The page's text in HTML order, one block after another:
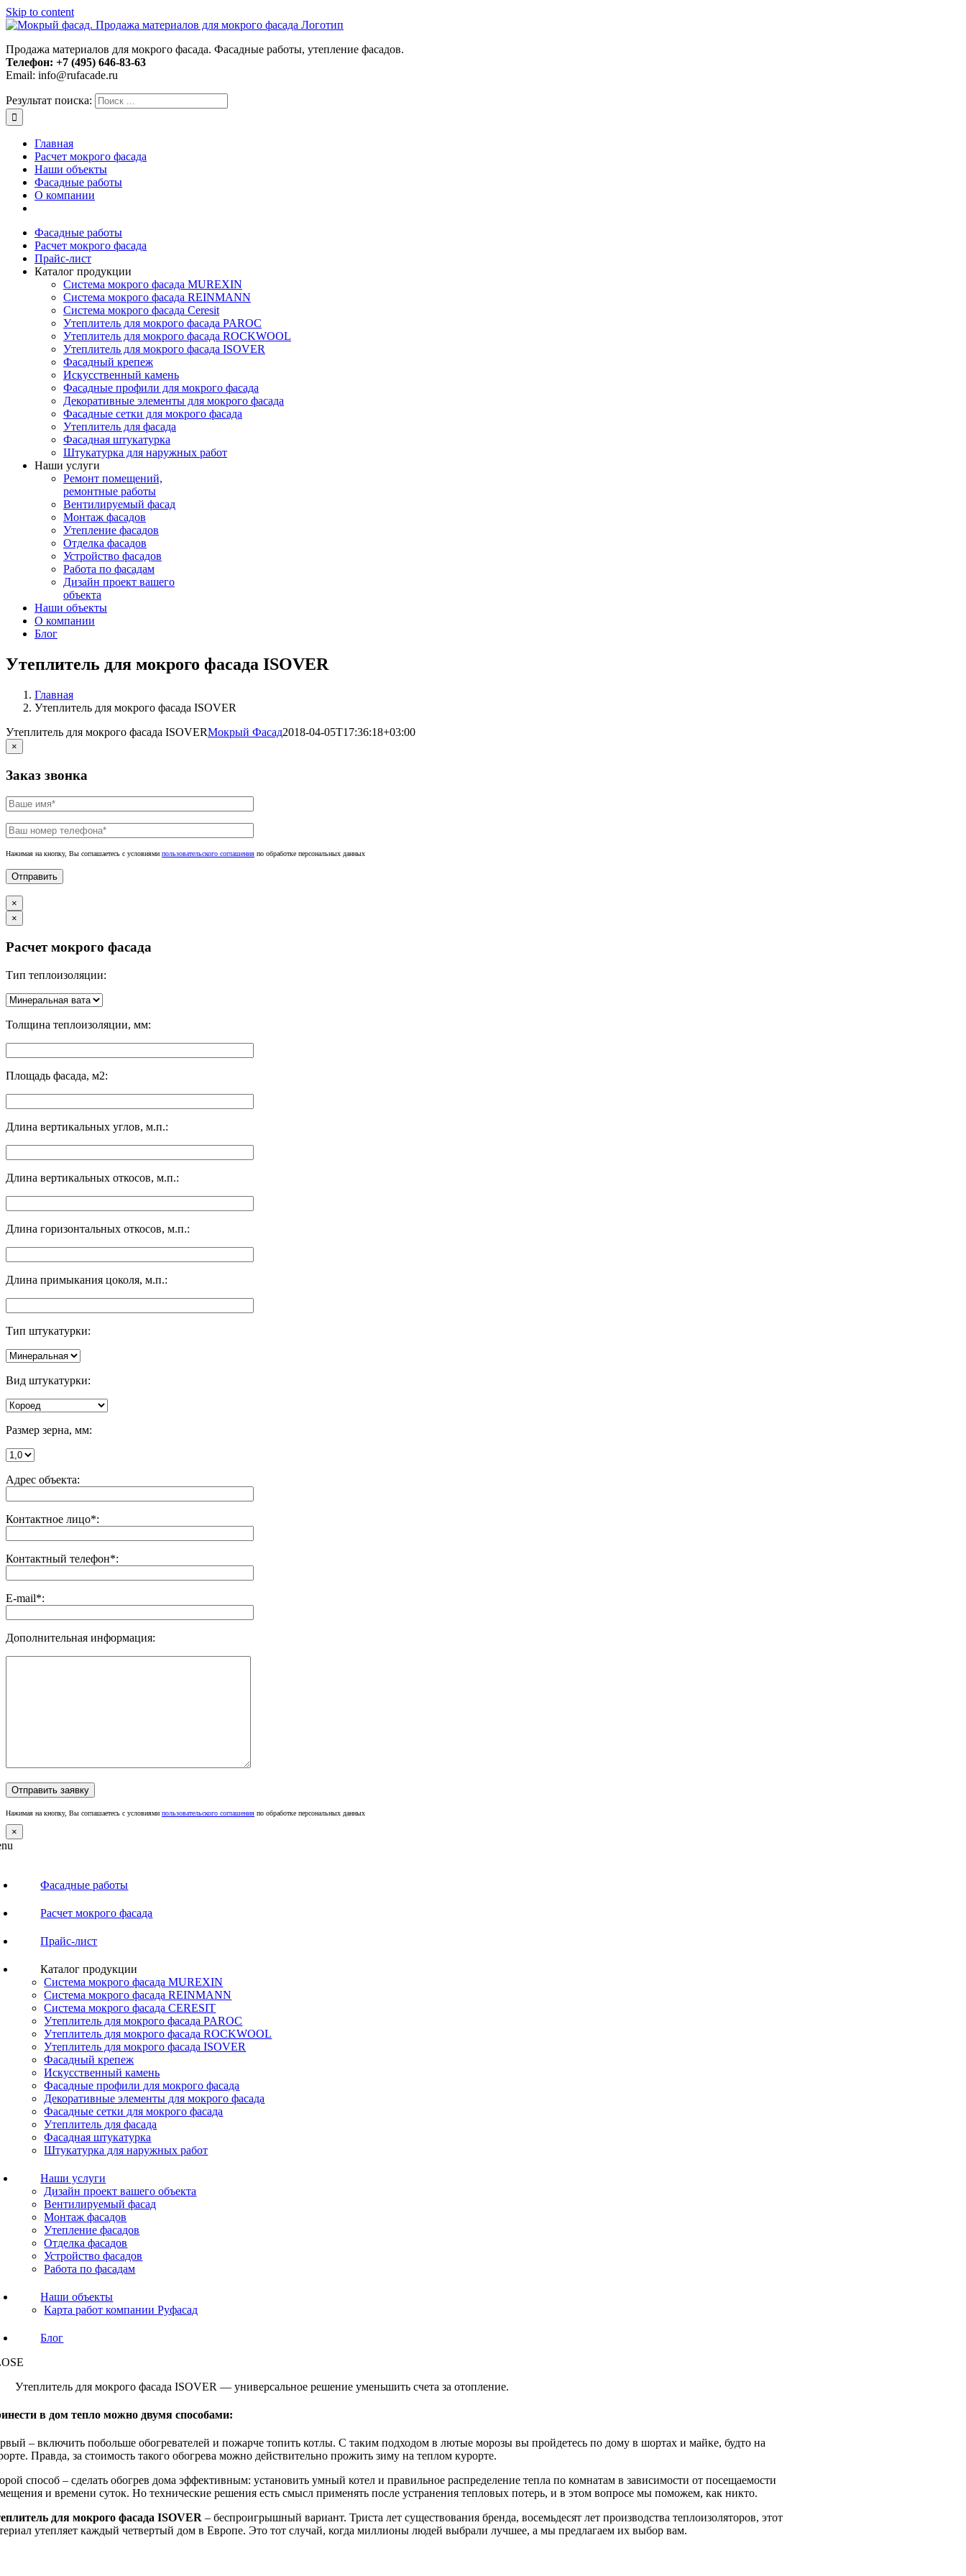
Skip to content
Продажа материалов для мокрого фасада. Фасадные работы, утепление фасадов.
Телефон: +7 (495) 646-83-63
Email: info@rufacade.ru
Результат поиска:
Главная
Расчет мокрого фасада
Наши объекты
Фасадные работы
О компании
Фасадные работы
Расчет мокрого фасада
Прайс-лист
Каталог продукции
Система мокрого фасада MUREXIN
Система мокрого фасада REINMANN
Система мокрого фасада Ceresit
Утеплитель для мокрого фасада PAROC
Утеплитель для мокрого фасада ROCKWOOL
Утеплитель для мокрого фасада ISOVER
Фасадный крепеж
Искусственный камень
Фасадные профили для мокрого фасада
Декоративные элементы для мокрого фасада
Фасадные сетки для мокрого фасада
Утеплитель для фасада
Фасадная штукатурка
Штукатурка для наружных работ
Наши услуги
Ремонт помещений,
ремонтные работы
Вентилируемый фасад
Монтаж фасадов
Утепление фасадов
Отделка фасадов
Устройство фасадов
Работа по фасадам
Дизайн проект вашего
объекта
Наши объекты
О компании
Блог
Утеплитель для мокрого фасада ISOVER
Главная
Утеплитель для мокрого фасада ISOVER
Утеплитель для мокрого фасада ISOVERМокрый Фасад2018-04-05T17:36:18+03:00
×
Заказ звонка
Нажимая на кнопку, Вы соглашаетесь с условиями пользовательского соглашения по обработке персональных данных
×
×
Расчет мокрого фасада
Тип теплоизоляции:
Толщина теплоизоляции, мм:
Площадь фасада, м2:
Длина вертикальных углов, м.п.:
Длина вертикальных откосов, м.п.:
Длина горизонтальных откосов, м.п.:
Длина примыкания цоколя, м.п.:
Тип штукатурки:
Вид штукатурки:
Размер зерна, мм:
Адрес объекта:
Контактное лицо*:
Контактный телефон*:
E-mail*:
Дополнительная информация:
Нажимая на кнопку, Вы соглашаетесь с условиями пользовательского соглашения по обработке персональных данных
×
Фасадные работы
Расчет мокрого фасада
Прайс-лист
Каталог продукции
Система мокрого фасада MUREXIN
Система мокрого фасада REINMANN
Система мокрого фасада CERESIT
Утеплитель для мокрого фасада PAROC
Утеплитель для мокрого фасада ROCKWOOL
Утеплитель для мокрого фасада ISOVER
Фасадный крепеж
Искусственный камень
Фасадные профили для мокрого фасада
Декоративные элементы для мокрого фасада
Фасадные сетки для мокрого фасада
Утеплитель для фасада
Фасадная штукатурка
Штукатурка для наружных работ
Наши услуги
Дизайн проект вашего объекта
Вентилируемый фасад
Монтаж фасадов
Утепление фасадов
Отделка фасадов
Устройство фасадов
Работа по фасадам
Наши объекты
Карта работ компании Руфасад
Блог
Утеплитель для мокрого фасада ISOVER — универсальное решение уменьшить счета за отопление.
в дом тепло можно двумя способами:
– включить побольше обогревателей и пожарче топить котлы. С таким подходом в лютые морозы вы пройдетесь по дому в шортах и майке, будто на
Правда, за стоимость такого обогрева можно действительно прожить зиму на теплом курорте.
способ – сделать обогрев дома эффективным: установить умный котел и правильное распределение тепла по комнатам в зависимости от посещаемости
и времени суток. Но технические решения есть смысл применять после устранения тепловых потерь, и в этом вопросе мы поможем, как никто.
для мокрого фасада ISOVER – беспроигрышный вариант. Триста лет существования бренда, восемьдесят лет производства теплоизоляторов, этот
утепляет каждый четвертый дом в Европе. Это тот случай, когда миллионы людей выбрали лучшее, а мы предлагаем их выбор вам.